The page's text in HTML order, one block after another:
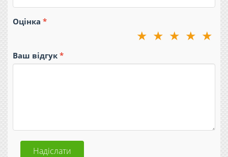
Оцінка
★
★
★
★
★
Ваш відгук
Надіслати